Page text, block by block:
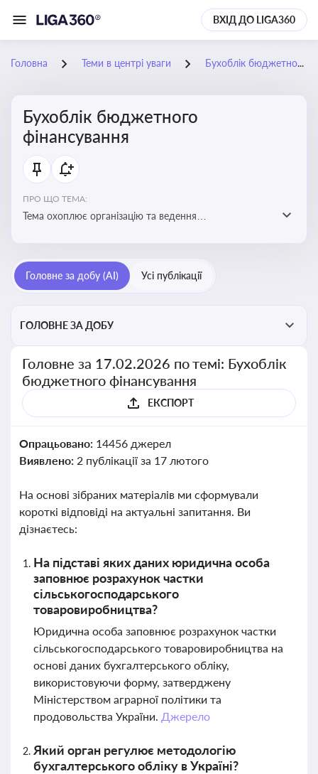
ВХІД ДО LIGA360
Головна Теми в центрі уваги Бухоблік бюджетного фінансування
Бухоблік бюджетного
фінансування
ПРО ЩО ТЕМА:
Тема охоплює організацію та ведення
Головне за добу (AI) Усі публікації
ГОЛОВНЕ ЗА ДОБУ
Головне за 17.02.2026 по темі: Бухоблік
бюджетного фінансування
ЕКСПОРТ
Опрацьовано: 14456 джерел
Виявлено: 2 публікації за 17 лютого
На основі зібраних матеріалів ми сформували
короткі відповіді на актуальні запитання. Ви
дізнаєтесь:
На підставі яких даних юридична особа
заповнює розрахунок частки
сільськогосподарського
товаровиробництва?
Юридична особа заповнює розрахунок частки
сільськогосподарського товаровиробництва на
основі даних бухгалтерського обліку,
використовуючи форму, затверджену
Міністерством аграрної політики та
продовольства України. Джерело
Який орган регулює методологію
бухгалтерського обліку в Україні?